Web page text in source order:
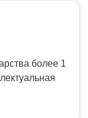
более 1